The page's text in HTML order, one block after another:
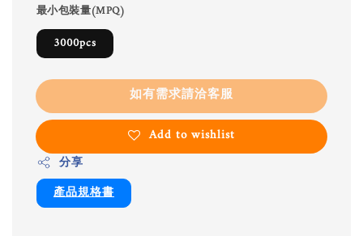
最小包裝量(MPQ)
3000pcs
如有需求請洽客服
Add to wishlist
分享
產品規格書